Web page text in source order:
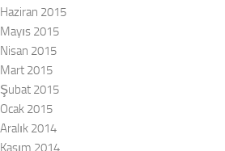
Haziran 2015
Mayıs 2015
Nisan 2015
Mart 2015
Şubat 2015
Ocak 2015
Aralık 2014
Kasım 2014